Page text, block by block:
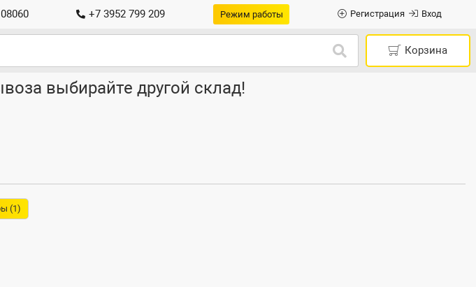
+7 3952 799 209 Режим работы Регистрация Вход
Корзина
выбирайте другой склад!
(1)